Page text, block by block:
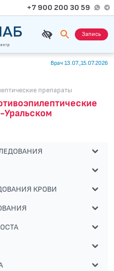
+7 900 200 30 59
Запись
Врач 13.07.,15.07.2026
препараты
Уральском
КРОВИ